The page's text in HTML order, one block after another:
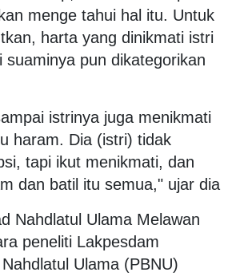
menge tahui hal itu. Untuk
harta yang dinikmati istri
suaminya pun dikategorikan
istrinya juga menikmati
haram. Dia (istri) tidak
tapi ikut menikmati, dan
dan batil itu semua," ujar dia
Nahdlatul Ulama Melawan
peneliti Lakpesdam
Ulama (PBNU)